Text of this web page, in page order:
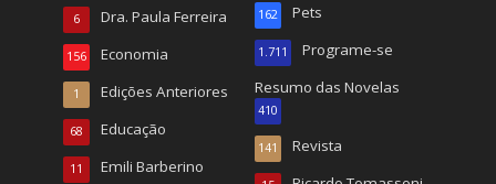
Dra. Paula Ferreira
6
Economia
156
Edições Anteriores
1
Educação
68
Emili Barberino
11
Pets
162
Programe-se
1.711
Resumo das Novelas
410
Revista
141